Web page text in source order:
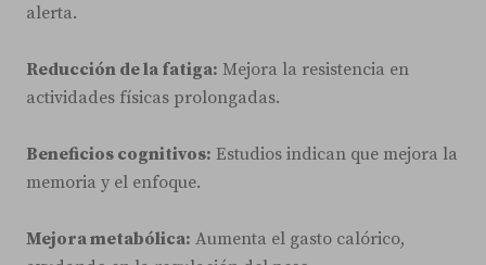
alerta.
Reducción de la fatiga: Mejora la resistencia en
actividades físicas prolongadas.
Beneficios cognitivos: Estudios indican que mejora la
memoria y el enfoque.
Mejora metabólica: Aumenta el gasto calórico,